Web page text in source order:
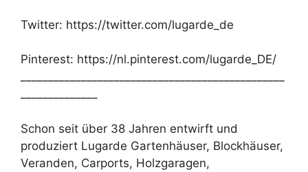
Twitter: https://twitter.com/lugarde_de
Pinterest: https://nl.pinterest.com/lugarde_DE/
Schon seit über 38 Jahren entwirft und
produziert Lugarde Gartenhäuser, Blockhäuser,
Veranden, Carports, Holzgaragen,